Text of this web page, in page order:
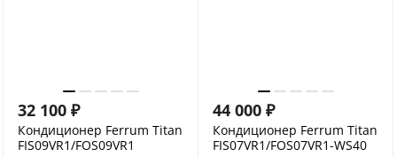
32 100 ₽
Кондиционер Ferrum Titan
FIS09VR1/FOS09VR1
44 000 ₽
Кондиционер Ferrum Titan
FIS07VR1/FOS07VR1-WS40